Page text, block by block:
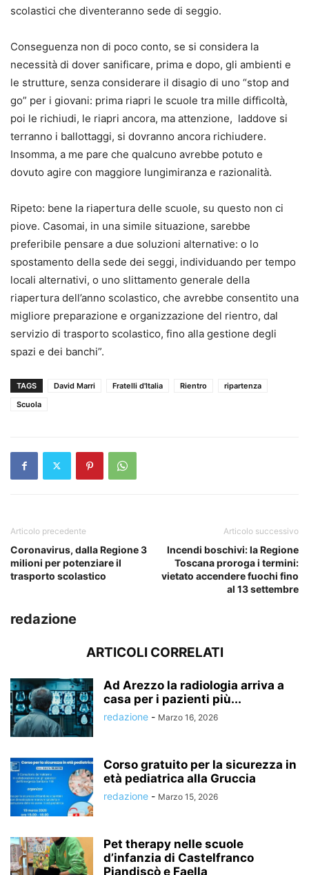
scolastici che diventeranno sede di seggio.
Conseguenza non di poco conto, se si considera la
necessità di dover sanificare, prima e dopo, gli ambienti e
le strutture, senza considerare il disagio di uno “stop and
go” per i giovani: prima riapri le scuole tra mille difficoltà,
poi le richiudi, le riapri ancora, ma attenzione, laddove si
terranno i ballottaggi, si dovranno ancora richiudere.
Insomma, a me pare che qualcuno avrebbe potuto e
dovuto agire con maggiore lungimiranza e razionalità.
Ripeto: bene la riapertura delle scuole, su questo non ci
piove. Casomai, in una simile situazione, sarebbe
preferibile pensare a due soluzioni alternative: o lo
spostamento della sede dei seggi, individuando per tempo
locali alternativi, o uno slittamento generale della
riapertura dell’anno scolastico, che avrebbe consentito una
migliore preparazione e organizzazione del rientro, dal
servizio di trasporto scolastico, fino alla gestione degli
spazi e dei banchi”.
TAGS David Marri Fratelli d'Italia Rientro
ripartenza
Scuola
Articolo precedente
Coronavirus, dalla Regione 3
milioni per potenziare il
trasporto scolastico
Articolo successivo
Incendi boschivi: la Regione
Toscana proroga i termini:
vietato accendere fuochi fino
al 13 settembre
redazione
ARTICOLI CORRELATI
Ad Arezzo la radiologia arriva a
casa per i pazienti più...
redazione - Marzo 16, 2026
Corso gratuito per la sicurezza in
età pediatrica alla Gruccia
redazione - Marzo 15, 2026
Pet therapy nelle scuole
d’infanzia di Castelfranco
Piandiscò e Faella